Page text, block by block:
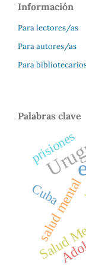
Información
Para lectores/as
Para autores/as
Para
Palabras clave
Salud
salud mental
prisiones
Cuba